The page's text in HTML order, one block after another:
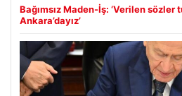
Bağımsız Maden-İş: ‘Verilen sözler
Ankara’dayız’